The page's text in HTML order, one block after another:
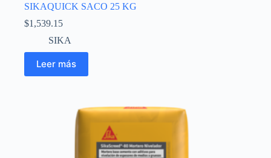
SIKAQUICK SACO 25 KG
$1,539.15
SIKA
Leer más